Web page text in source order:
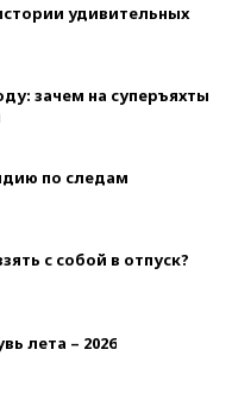
удивительных
зачем на суперъяхты
по следам
с собой в отпуск?
лета – 2026